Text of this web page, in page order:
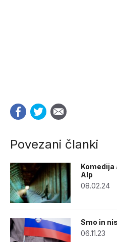
Povezani članki
Komedija
Alp
08.02.24
Smo in
06.11.23